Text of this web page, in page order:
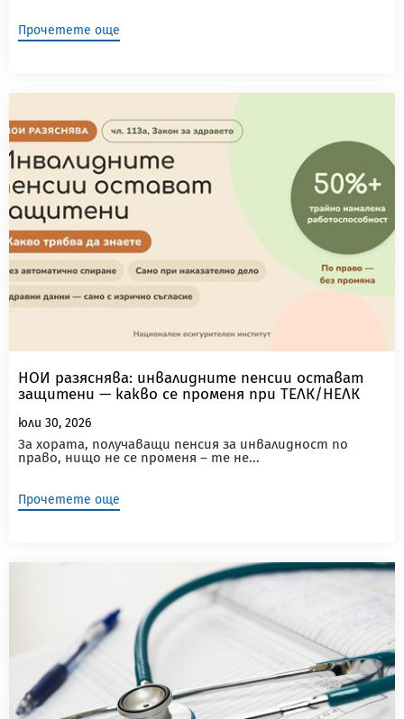
Прочетете още
НОИ разяснява: инвалидните пенсии остават
защитени — какво се променя при ТЕЛК/НЕЛК
юли 30, 2026
За хората, получаващи пенсия за инвалидност по
право, нищо не се променя – те не...
Прочетете още